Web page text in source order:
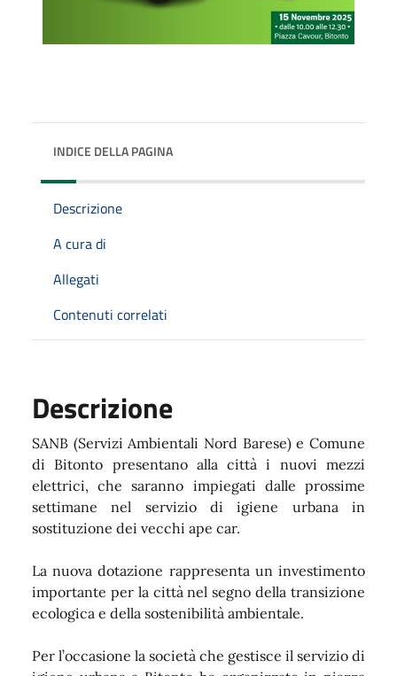
INDICE DELLA PAGINA
Descrizione
A cura di
Allegati
Contenuti correlati
Descrizione
SANB (Servizi Ambientali Nord Barese) e Comune
di Bitonto presentano alla città i nuovi mezzi
elettrici, che saranno impiegati dalle prossime
settimane nel servizio di igiene urbana in
sostituzione dei vecchi ape car.
La nuova dotazione rappresenta un investimento
importante per la città nel segno della transizione
ecologica e della sostenibilità ambientale.
Per l’occasione la società che gestisce il servizio di